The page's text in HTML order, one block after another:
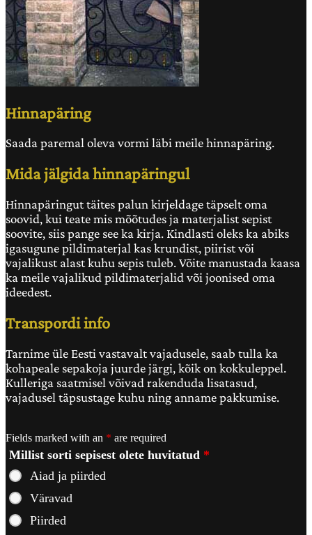
Hinnapäring
Saada paremal oleva vormi läbi meile hinnapäring.
Mida jälgida hinnapäringul
Hinnapäringut täites palun kirjeldage täpselt oma
soovid, kui teate mis mõõtudes ja materjalist sepist
soovite, siis pange see ka kirja. Kindlasti oleks ka abiks
igasugune pildimaterjal kas krundist, piirist või
vajalikust alast kuhu sepis tuleb. Võite manustada kaasa
ka meile vajalikud pildimaterjalid või joonised oma
ideedest.
Transpordi info
Tarnime üle Eesti vastavalt vajadusele, saab tulla ka
kohapeale sepakoja juurde järgi, kõik on kokkuleppel.
Kulleriga saatmisel võivad rakenduda lisatasud,
vajadusel täpsustage kuhu ning anname pakkumise.
Fields marked with an * are required
Millist sorti sepisest olete huvitatud *
Aiad ja piirded
Väravad
Piirded